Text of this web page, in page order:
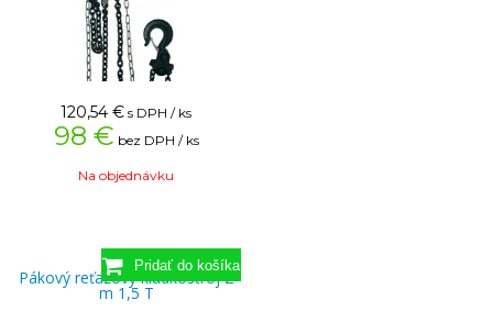
120,54 € s DPH / ks
98 € bez DPH / ks
Na objednávku
Pákový reťazový kladkostroj 2
m 1,5 T